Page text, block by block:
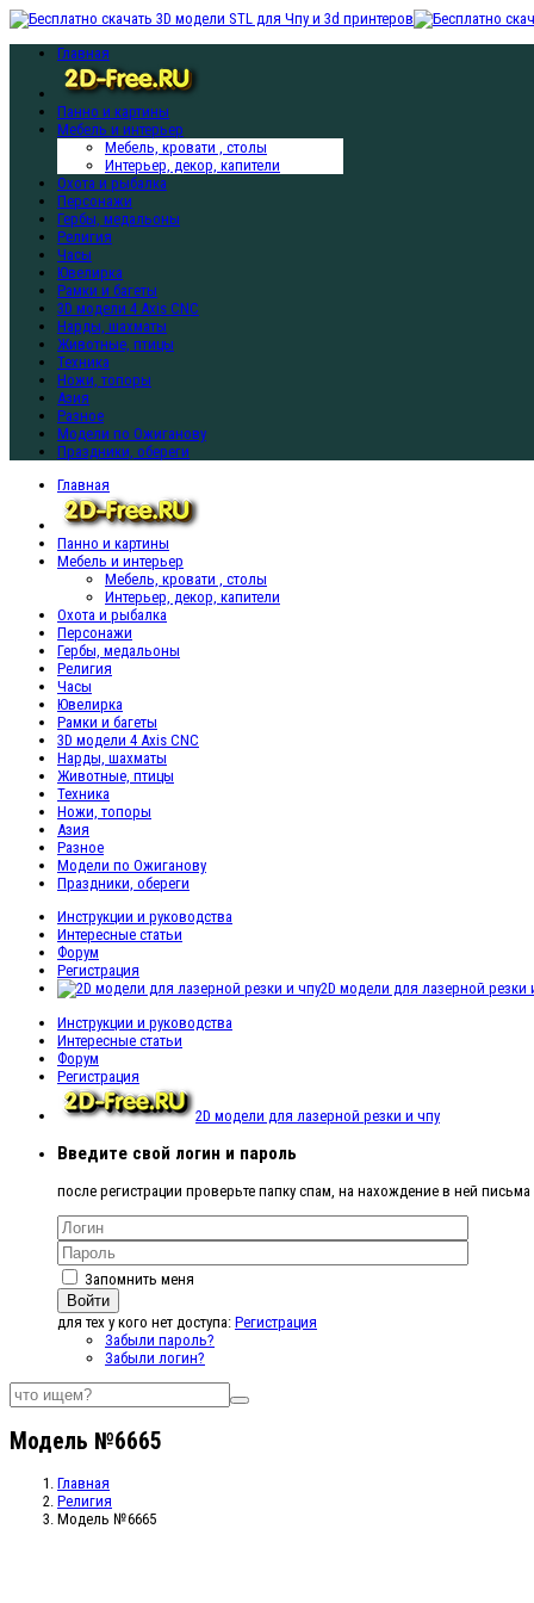
Главная
Панно и картины
Мебель и интерьер
Мебель, кровати , столы
Интерьер, декор, капители
Охота и рыбалка
Персонажи
Гербы, медальоны
Религия
Часы
Ювелирка
Рамки и багеты
3D модели 4 Axis CNC
Нарды, шахматы
Животные, птицы
Техника
Ножи, топоры
Азия
Разное
Модели по Ожиганову
Праздники, обереги
Главная
Панно и картины
Мебель и интерьер
Мебель, кровати , столы
Интерьер, декор, капители
Охота и рыбалка
Персонажи
Гербы, медальоны
Религия
Часы
Ювелирка
Рамки и багеты
3D модели 4 Axis CNC
Нарды, шахматы
Животные, птицы
Техника
Ножи, топоры
Азия
Разное
Модели по Ожиганову
Праздники, обереги
Инструкции и руководства
Интересные статьи
Форум
Регистрация
2D модели для лазерной резки
Инструкции и руководства
Интересные статьи
Форум
Регистрация
2D модели для лазерной резки и чпу
Введите свой логин и пароль
после регистрации проверьте папку спам, на нахождение в ней письма
Запомнить меня
Войти
для тех у кого нет доступа: Регистрация
Забыли пароль?
Забыли логин?
Модель №6665
Главная
Религия
Модель №6665